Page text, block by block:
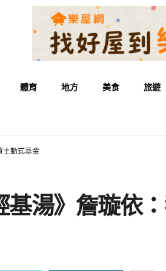
體育 地方 美食 旅遊
主動式基金
基湯》詹璇依